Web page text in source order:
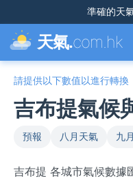
準確的天
天氣.com.hk
請提供以下數值以進行轉換
吉布提氣候
預報 八月天氣 九
吉布提 各城市氣候數據